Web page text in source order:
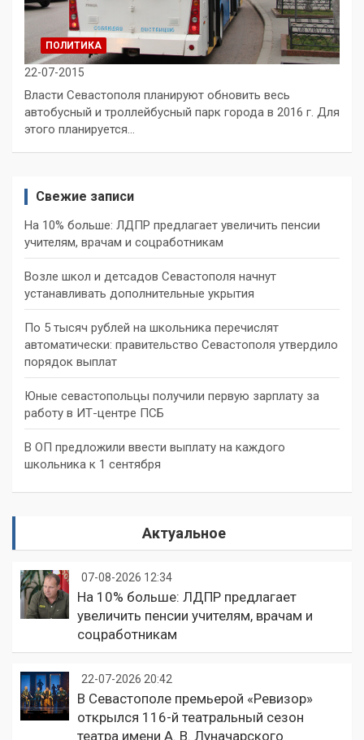
ПОЛИТИКА
22-07-2015
Власти Севастополя планируют обновить весь
автобусный и троллейбусный парк города в 2016 г. Для
этого планируется…
Свежие записи
На 10% больше: ЛДПР предлагает увеличить пенсии
учителям, врачам и соцработникам
Возле школ и детсадов Севастополя начнут
устанавливать дополнительные укрытия
По 5 тысяч рублей на школьника перечислят
автоматически: правительство Севастополя утвердило
порядок выплат
Юные севастопольцы получили первую зарплату за
работу в ИТ-центре ПСБ
В ОП предложили ввести выплату на каждого
школьника к 1 сентября
Актуальное
07-08-2026 12:34
На 10% больше: ЛДПР предлагает
увеличить пенсии учителям, врачам и
соцработникам
22-07-2026 20:42
В Севастополе премьерой «Ревизор»
открылся 116-й театральный сезон
театра имени А. В. Луначарского